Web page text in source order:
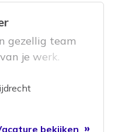
draag je actief
gezellig team
je werk.
bekijken